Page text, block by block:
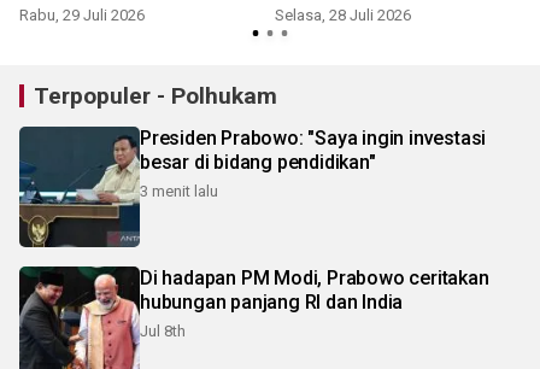
Rabu, 29 Juli 2026 Selasa, 28 Juli 2026
Terpopuler - Polhukam
Presiden Prabowo: "Saya ingin investasi
besar di bidang pendidikan"
3 menit lalu
Di hadapan PM Modi, Prabowo ceritakan
hubungan panjang RI dan India
Jul 8th